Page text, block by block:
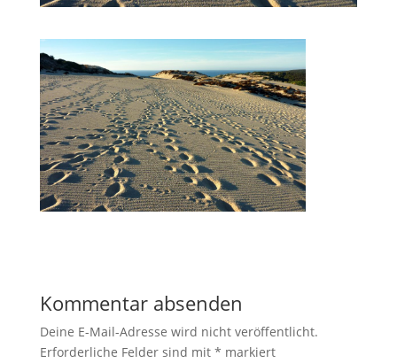
Kommentar absenden
Deine E-Mail-Adresse wird nicht veröffentlicht.
Erforderliche Felder sind mit * markiert